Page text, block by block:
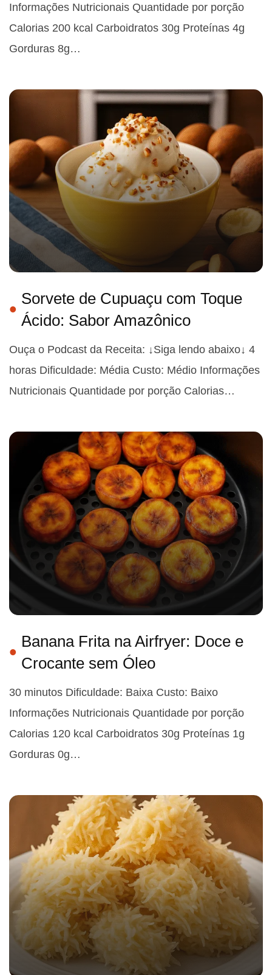
Informações Nutricionais Quantidade por porção
Calorias 200 kcal Carboidratos 30g Proteínas 4g
Gorduras 8g…
Sorvete de Cupuaçu com Toque
Ácido: Sabor Amazônico
Ouça o Podcast da Receita: ↓Siga lendo abaixo↓ 4
horas Dificuldade: Média Custo: Médio Informações
Nutricionais Quantidade por porção Calorias…
Banana Frita na Airfryer: Doce e
Crocante sem Óleo
30 minutos Dificuldade: Baixa Custo: Baixo
Informações Nutricionais Quantidade por porção
Calorias 120 kcal Carboidratos 30g Proteínas 1g
Gorduras 0g…